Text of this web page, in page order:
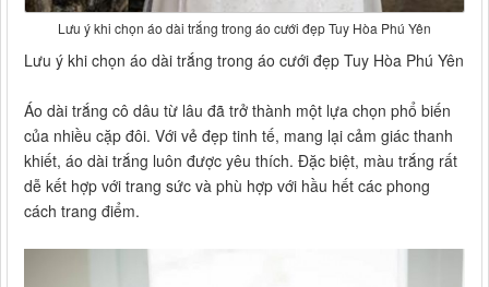
Lưu ý khi chọn áo dài trắng trong áo cưới đẹp Tuy Hòa Phú Yên
Lưu ý khi chọn áo dài trắng trong áo cưới đẹp Tuy Hòa Phú Yên
Áo dài trắng cô dâu từ lâu đã trở thành một lựa chọn phổ biến
của nhiều cặp đôi. Với vẻ đẹp tinh tế, mang lại cảm giác thanh
khiết, áo dài trắng luôn được yêu thích. Đặc biệt, màu trắng rất
dễ kết hợp với trang sức và phù hợp với hầu hết các phong
cách trang điểm.